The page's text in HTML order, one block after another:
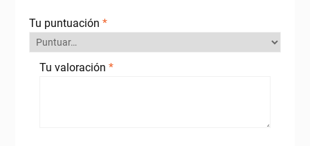
Tu puntuación *
Tu valoración *